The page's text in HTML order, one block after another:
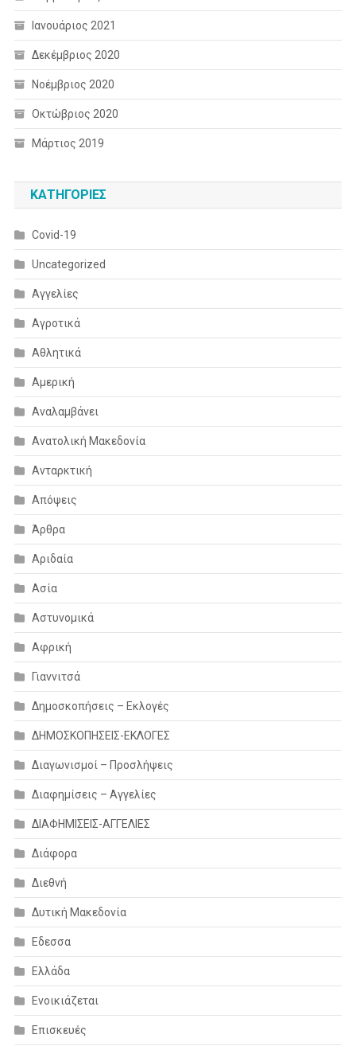
Ιανουάριος 2021
Δεκέμβριος 2020
Νοέμβριος 2020
Οκτώβριος 2020
Μάρτιος 2019
KΑΤΗΓΟΡΊΕΣ
Covid-19
Uncategorized
Αγγελίες
Αγροτικά
Αθλητικά
Αμερική
Αναλαμβάνει
Ανατολική Μακεδονία
Ανταρκτική
Απόψεις
Άρθρα
Αριδαία
Ασία
Αστυνομικά
Αφρική
Γιαννιτσά
Δημοσκοπήσεις – Εκλογές
ΔΗΜΟΣΚΟΠΗΣΕΙΣ-ΕΚΛΟΓΕΣ
Διαγωνισμοί – Προσλήψεις
Διαφημίσεις – Αγγελίες
ΔΙΑΦΗΜΙΣΕΙΣ-ΑΓΓΕΛΙΕΣ
Διάφορα
Διεθνή
Δυτική Μακεδονία
Εδεσσα
Ελλάδα
Ενοικιάζεται
Επισκευές